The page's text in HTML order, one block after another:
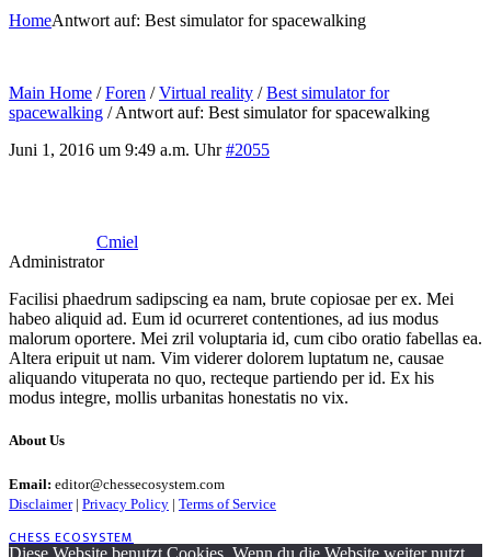
HomeAntwort auf: Best simulator for spacewalking
Main Home /Foren /Virtual reality /Best simulator for
spacewalking /Antwort auf: Best simulator for spacewalking
Juni 1, 2016 um 9:49 a.m. Uhr #2055
Cmiel
Administrator
Facilisi phaedrum sadipscing ea nam, brute copiosae per ex. Mei
habeo aliquid ad. Eum id ocurreret contentiones, ad ius modus
malorum oportere. Mei zril voluptaria id, cum cibo oratio fabellas ea.
Altera eripuit ut nam. Vim viderer dolorem luptatum ne, causae
aliquando vituperata no quo, recteque partiendo per id. Ex his
modus integre, mollis urbanitas honestatis no vix.
About Us
Email: editor@chessecosystem.com
Disclaimer| Privacy Policy | Terms of Service
CHESS ECOSYSTEM